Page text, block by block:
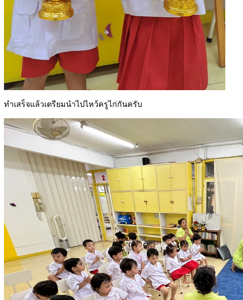
ทำเสร็จแล้วเตรียมนำไปไหว้ครูไก่กันครับ